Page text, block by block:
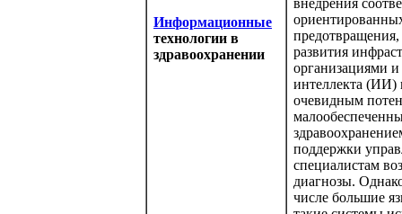
Информационные
технологии в
здравоохранении
внедрения
развития
организациями
интеллекта (ИИ)
очевидным
поддержки
специалистам
диагнозы.
числе большие